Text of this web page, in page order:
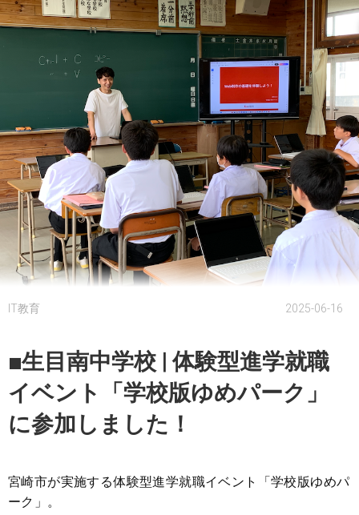
IT教育 2025-06-16
■生目南中学校 | 体験型進学就職
イベント「学校版ゆめパーク」
に参加しました！
宮崎市が実施する体験型進学就職イベント「学校版ゆめパ
ーク」。